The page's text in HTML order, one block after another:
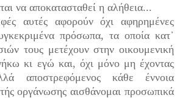
να αποκατασταθεί η αλήθεια...
αφορούν όχι αφηρημένες
πρόσωπα, τα οποία κατ᾽
τους μετέχουν στην οικουμενική
κι εγώ και, όχι μόνο μη έχοντας
αποστρεφόμενος κάθε έννοια
οργάνωσης αισθάνομαι προσωπικά